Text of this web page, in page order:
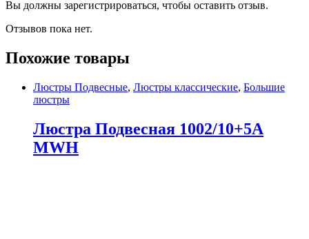
Вы должны зарегистрироваться, чтобы оставить отзыв.
Отзывов пока нет.
Похожие товары
Люстры Подвесные, Люстры классические, Большие
люстры
Люстра Подвесная 1002/10+5A
MWH